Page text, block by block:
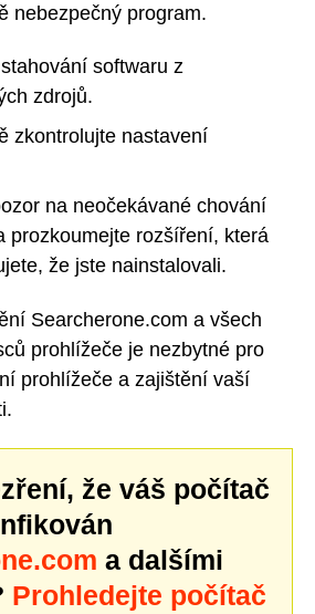
nebezpečný program.
softwaru z
zdrojů.
zkontrolujte nastavení
na neočekávané chování
prozkoumejte rozšíření, která
že jste nainstalovali.
Searcherone.com a všech
prohlížeče je nezbytné pro
prohlížeče a zajištění vaší
že váš počítač
a dalšími
Prohledejte počítač